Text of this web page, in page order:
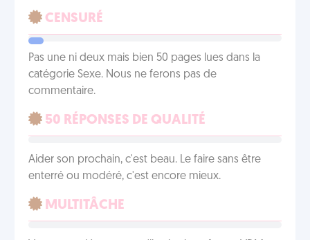
CENSURÉ
Pas une ni deux mais bien 50 pages lues dans la
catégorie Sexe. Nous ne ferons pas de
commentaire.
50 RÉPONSES DE QUALITÉ
Aider son prochain, c'est beau. Le faire sans être
enterré ou modéré, c'est encore mieux.
MULTITÂCHE